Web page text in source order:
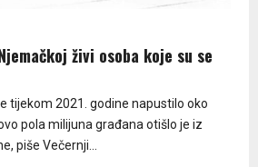
živi osoba koje su se
tijekom 2021. godine napustilo oko
pola milijuna građana otišlo je iz
piše Večernji...